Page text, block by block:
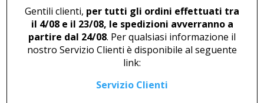
Gentili clienti, per tutti gli ordini effettuati tra
il 4/08 e il 23/08, le spedizioni avverranno a
partire dal 24/08. Per qualsiasi informazione il
nostro Servizio Clienti è disponibile al seguente
link:
Servizio Clienti